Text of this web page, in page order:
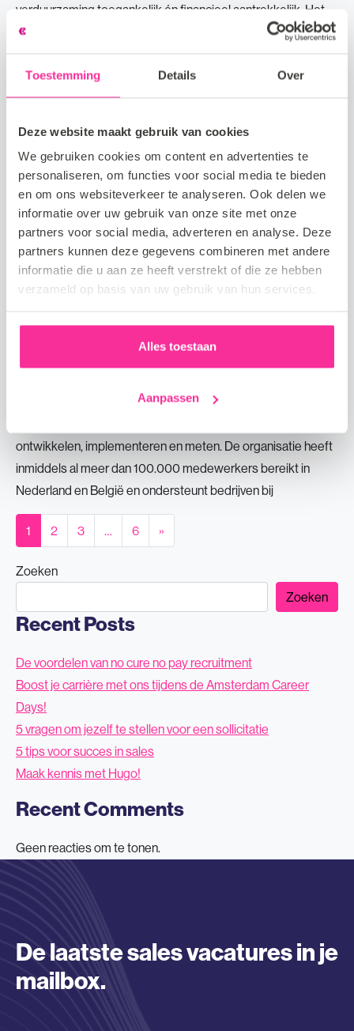
Toestemming Details Over
Deze website maakt gebruik van cookies
We gebruiken cookies om content en advertenties te
personaliseren, om functies voor social media te bieden
en om ons websiteverkeer te analyseren. Ook delen we
informatie over uw gebruik van onze site met onze
partners voor social media, adverteren en analyse. Deze
partners kunnen deze gegevens combineren met andere
informatie die u aan ze heeft verstrekt of die ze hebben
verzameld op basis van uw gebruik van hun services.
Alles toestaan
Aanpassen
verduurzaming toegankelijk én financieel aantrekkelijk. Het
bedrijf groeit hard en zoeken commerciële talenten die
ben jij
Het bedrijf Je komt te werken voor een bedrijf dat bouwt aan
de toekomst van fiscale en juridische dienstverlening. Vanuit
de sterke inhoudelijke basis ontwikkelen ze slimme digitale
oplossingen waarin data, technologie en AI samenkomen.
Met innovatieve tools zoals GenIA-L helpen ze professionals
sneller, slimmer en efficiënter werken. De functie Als
Accountmanager help je organisaties
Customer Succes Manager
binnen bedrijven. Met behulp van innovatieve software helpt
ontwikkelen, implementeren en meten. De organisatie heeft
inmiddels al meer dan 100.000 medewerkers bereikt in
Nederland en België en ondersteunt bedrijven bij
Berichten navigatie
1 2 3 … 6 »
Zoeken
Zoeken
Recent Posts
De voordelen van no cure no pay recruitment
Boost je carrière met ons tijdens de Amsterdam Career
Days!
5 vragen om jezelf te stellen voor een sollicitatie
5 tips voor succes in sales
Maak kennis met Hugo!
Recent Comments
Geen reacties om te tonen.
De laatste sales vacatures in je
mailbox.